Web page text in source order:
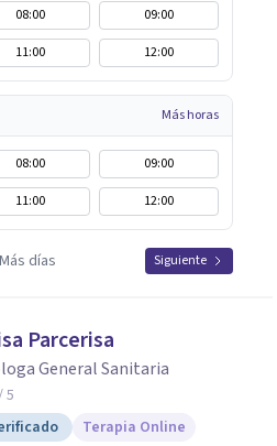
08:00
09:00
11:00 12:00
Más horas
08:00
09:00
11:00 12:00
Más días Siguiente
Parcerisa
General Sanitaria
5
Terapia Online